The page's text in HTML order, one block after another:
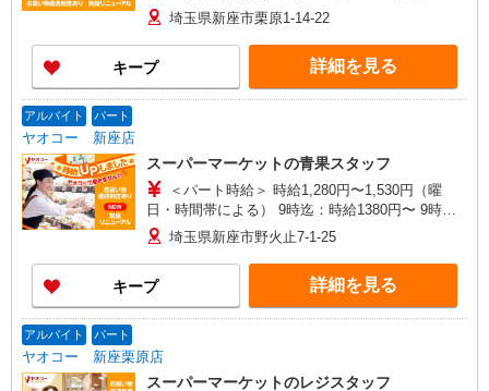
給1430円〜 ★土曜＋100円 ★日・祝＋100円 ※ア
ルバイトさんの時給や募集内容はお問い合わせく
ださい
埼玉県新座市栗原1-14-22
キープ 詳細を見る
アルバイト パート
ヤオコー 新座店
スーパーマーケットの青果スタッフ
＜パート時給＞ 時給1,280円〜1,530円（曜
日・時間帯による） 9時迄：時給1380円〜 9時以
降：時給1280円〜 16時以降：時給1430円〜 ★土
曜＋100円 ★日・祝＋100円 ※アルバイトさんの
時給や募集内容はお問い合わせください
埼玉県新座市野火止7-1-25
キープ 詳細を見る
アルバイト パート
ヤオコー 新座栗原店
スーパーマーケットのレジスタッフ